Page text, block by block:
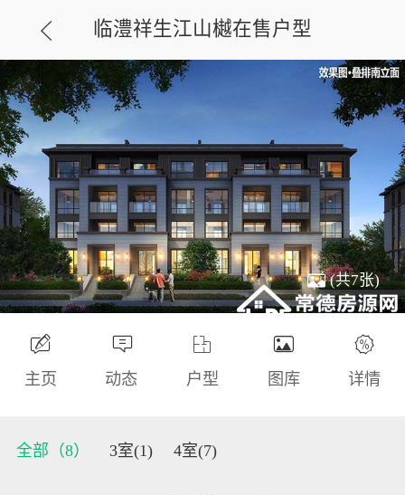
临澧祥生江山樾在售户型
(共7张)
主页 动态 户型 图库 详情
全部（8） 3室(1) 4室(7)